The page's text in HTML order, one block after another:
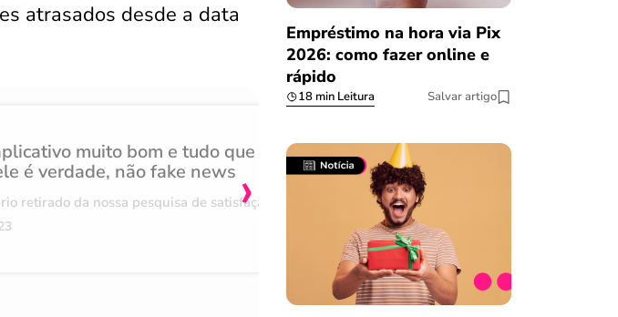
atrasados desde a data
muito bom e tudo que
é verdade, não fake news
retirado da nossa pesquisa de satisfação
Achei muito rápido,
burocracia
Comentário retirado da nossa
08/03/2023
›
Empréstimo na hora via Pix
2026: como fazer online e
rápido
18 min Leitura Salvar artigo